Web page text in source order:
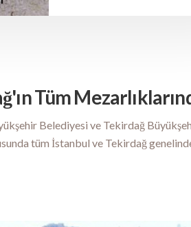
Tüm
Belediyesi ve Tekirdağ
tüm İstanbul ve Tekirdağ